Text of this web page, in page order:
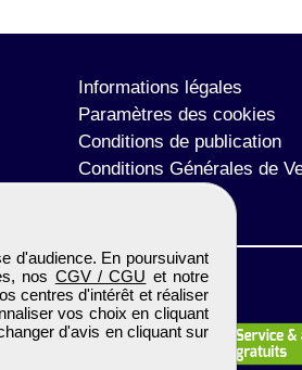
d'audience. En poursuivant
nos CGV / CGU et notre
centres d'intérêt et réaliser
vos choix en cliquant
d'avis en cliquant sur
Informations légales
Paramètres des cookies
Conditions de publication
Conditions Générales de